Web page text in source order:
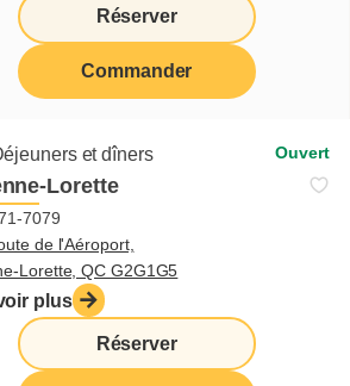
Réserver
Commander
et dîners Ouvert
Lorette
7079
de l'Aéroport,
Lorette, QC G2G1G5
plus
Réserver
nous
vous à notre infolettre
Je veux m'inscrire
Boissons
Crêpes
Fruits frais